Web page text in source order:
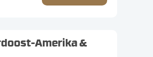
Amerika &